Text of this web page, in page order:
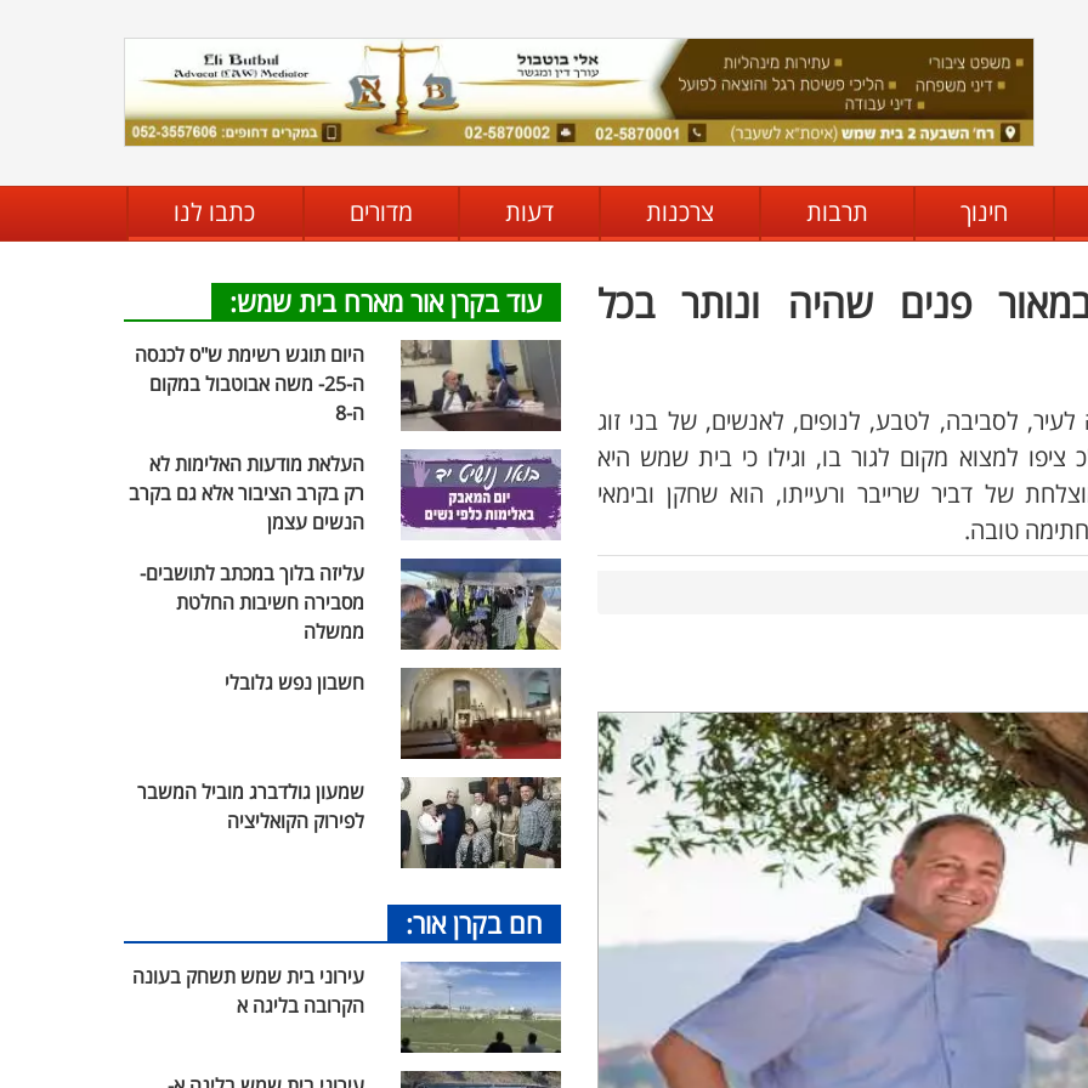
חינוך תרבות צרכנות דעות מדורים כתבו לנו
פנים שהיה ונותר בכל
לעיר, לסביבה, לטבע, לנופים, לאנשים, של בני זוג
למצוא מקום לגור בו, וגילו כי בית שמש היא
של דביר שרייבר ורעייתו, הוא שחקן ובימאי
טובה.
עוד בקרן אור מארח בית שמש:
היום תוגש רשימת ש"ס לכנסה
ה-25- משה אבוטבול במקום
ה-8
העלאת מודעות האלימות לא
רק בקרב הציבור אלא גם בקרב
הנשים עצמן
עליזה בלוך במכתב לתושבים-
מסבירה חשיבות החלטת
ממשלה
חשבון נפש גלובלי
שמעון גולדברג מוביל המשבר
לפירוק הקואליציה
חם בקרן אור:
עירוני בית שמש תשחק בעונה
הקרובה בליגה א